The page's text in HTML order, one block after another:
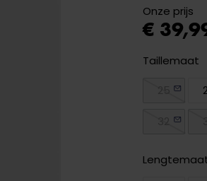
Onze prijs
€
Taillemaat